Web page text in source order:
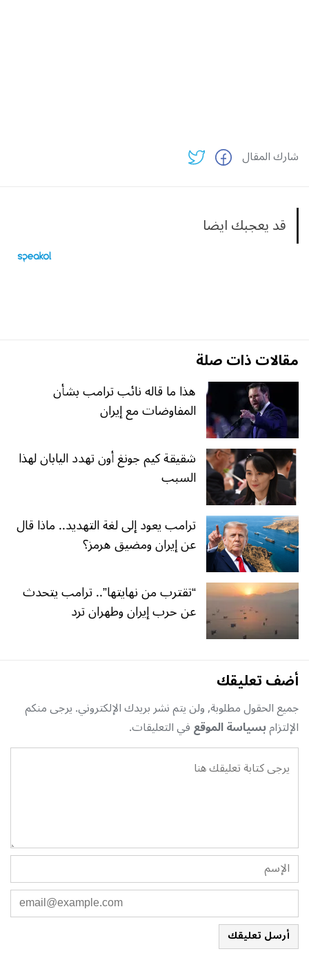
شارك المقال
قد يعجبك ايضا
مقالات ذات صلة
هذا ما قاله نائب ترامب بشأن
المفاوضات مع إيران
شقيقة كيم جونغ أون تهدد اليابان لهذا
السبب
ترامب يعود إلى لغة التهديد.. ماذا قال
عن إيران ومضيق هرمز؟
“تقترب من نهايتها”.. ترامب يتحدث
عن حرب إيران وطهران ترد
أضف تعليقك
جميع الحقول مطلوبة, ولن يتم نشر بريدك الإلكتروني. يرجى منكم
الإلتزامبسياسة الموقعفي التعليقات.
أرسل تعليقك